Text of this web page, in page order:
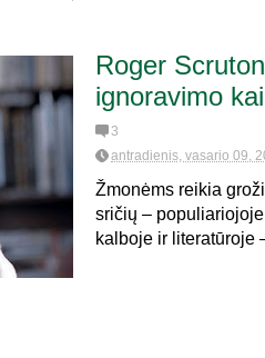
Roger
ignoravimo
3
antradienis, vasario 09,
Žmonėms reikia
sričių –
kalboje ir literatūroje